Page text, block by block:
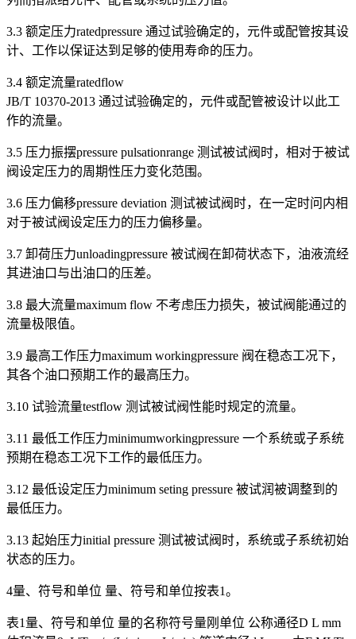
3.3 额定压力ratedpressure 通过试验确定的，元件或配管按其设
计、工作以保证达到足够的使用寿命的压力。
3.4 额定流量ratedflow
JB/T 10370-2013 通过试验确定的，元件或配管被设计以此工
作的流量。
3.5 压力振摆pressure pulsationrange 测试被试阀时，相对于被试
阀设定压力的周期性压力变化范围。
3.6 压力偏移pressure deviation 测试被试阀时，在一定时问内相
对于被试阀设定压力的压力偏移量。
3.7 卸荷压力unloadingpressure 被试阀在卸荷状态下，油液流经
其进油口与出油口的压差。
3.8 最大流量maximum flow 不考虑压力损失，被试阀能通过的
流量极限值。
3.9 最高工作压力maximum workingpressure 阀在稳态工况下，
其各个油口预期工作的最高压力。
3.10 试验流量testflow 测试被试阀性能时规定的流量。
3.11 最低工作压力minimumworkingpressure 一个系统或子系统
预期在稳态工况下工作的最低压力。
3.12 最低设定压力minimum seting pressure 被试润被调整到的
最低压力。
3.13 起始压力initial pressure 测试被试阀时，系统或子系统初始
状态的压力。
4量、符号和单位 量、符号和单位按表1。
表1量、符号和单位 量的名称符号量刚单位 公称通径D L mm